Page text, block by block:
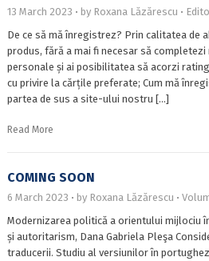
13 March 2023 by Roxana Lăzărescu
De ce să mă înregistrez? Prin calitatea de
produs, fără a mai fi necesar să
personale și ai posibilitatea să acorzi
cu privire la cărțile preferate; Cum mă
partea de sus a site-ului nostru […]
Read More
COMING SOON
6 March 2023 by Roxana Lăzărescu
Modernizarea politică a orientului mijlociu
și autoritarism, Dana Gabriela Pleşa
traducerii. Studiu al versiunilor în